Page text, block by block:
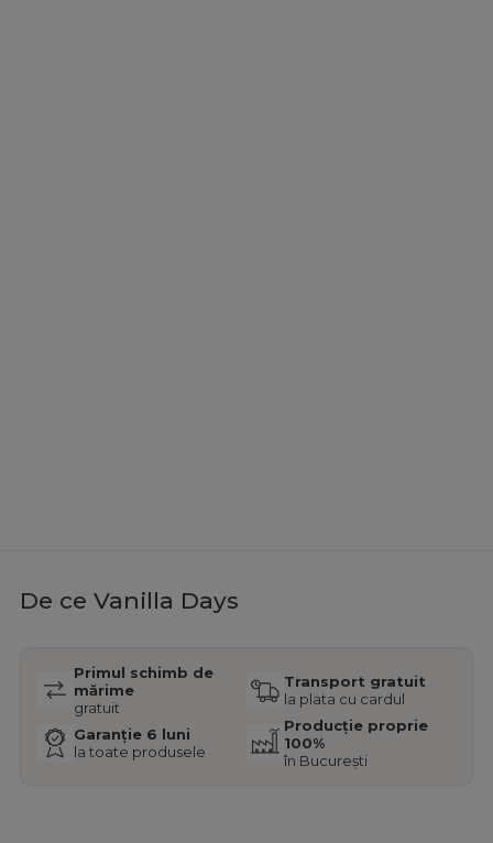
De ce Vanilla Days
Primul schimb de
mărime
gratuit
Transport gratuit
la plata cu cardul
Garanție 6 luni
la toate produsele
Producție proprie
100%
în București